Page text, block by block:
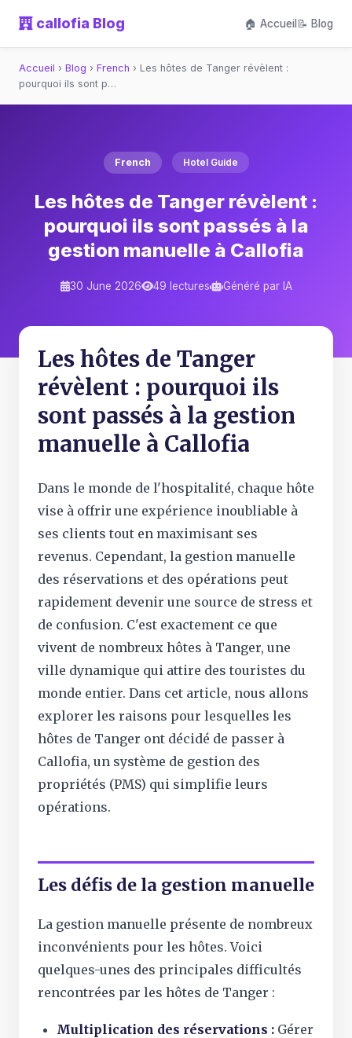
callofia Blog 🏠 Accueil📝 Blog
Accueil › Blog › French › Les hôtes de Tanger révèlent :
pourquoi ils sont p…
French Hotel Guide
Les hôtes de Tanger révèlent :
pourquoi ils sont passés à la
gestion manuelle à Callofia
30 June 2026 49 lectures Généré par IA
Les hôtes de Tanger
révèlent : pourquoi ils
sont passés à la gestion
manuelle à Callofia
Dans le monde de l'hospitalité, chaque hôte
vise à offrir une expérience inoubliable à
ses clients tout en maximisant ses
revenus. Cependant, la gestion manuelle
des réservations et des opérations peut
rapidement devenir une source de stress et
de confusion. C'est exactement ce que
vivent de nombreux hôtes à Tanger, une
ville dynamique qui attire des touristes du
monde entier. Dans cet article, nous allons
explorer les raisons pour lesquelles les
hôtes de Tanger ont décidé de passer à
Callofia, un système de gestion des
propriétés (PMS) qui simplifie leurs
opérations.
Les défis de la gestion manuelle
La gestion manuelle présente de nombreux
inconvénients pour les hôtes. Voici
quelques-unes des principales difficultés
rencontrées par les hôtes de Tanger :
Multiplication des réservations : Gérer